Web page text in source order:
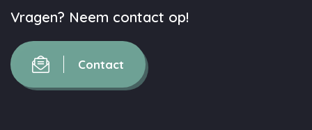
Vragen? Neem contact op!
Contact